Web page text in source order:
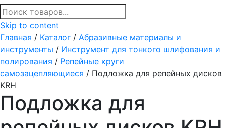
Skip to content
Главная / Каталог / Абразивные материалы и
инструменты / Инструмент для тонкого шлифования и
полирования / Репейные круги
самозацепляющиеся / Подложка для репейных дисков
KRH
Подложка для